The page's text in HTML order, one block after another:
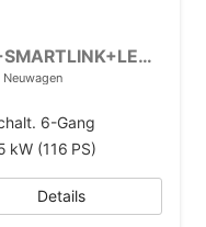
Selection SHZ+KLIMA+PDC+SMARTLINK+LED+16" ALU
Neuwagen
6-Gang
kW (116 PS)
Details